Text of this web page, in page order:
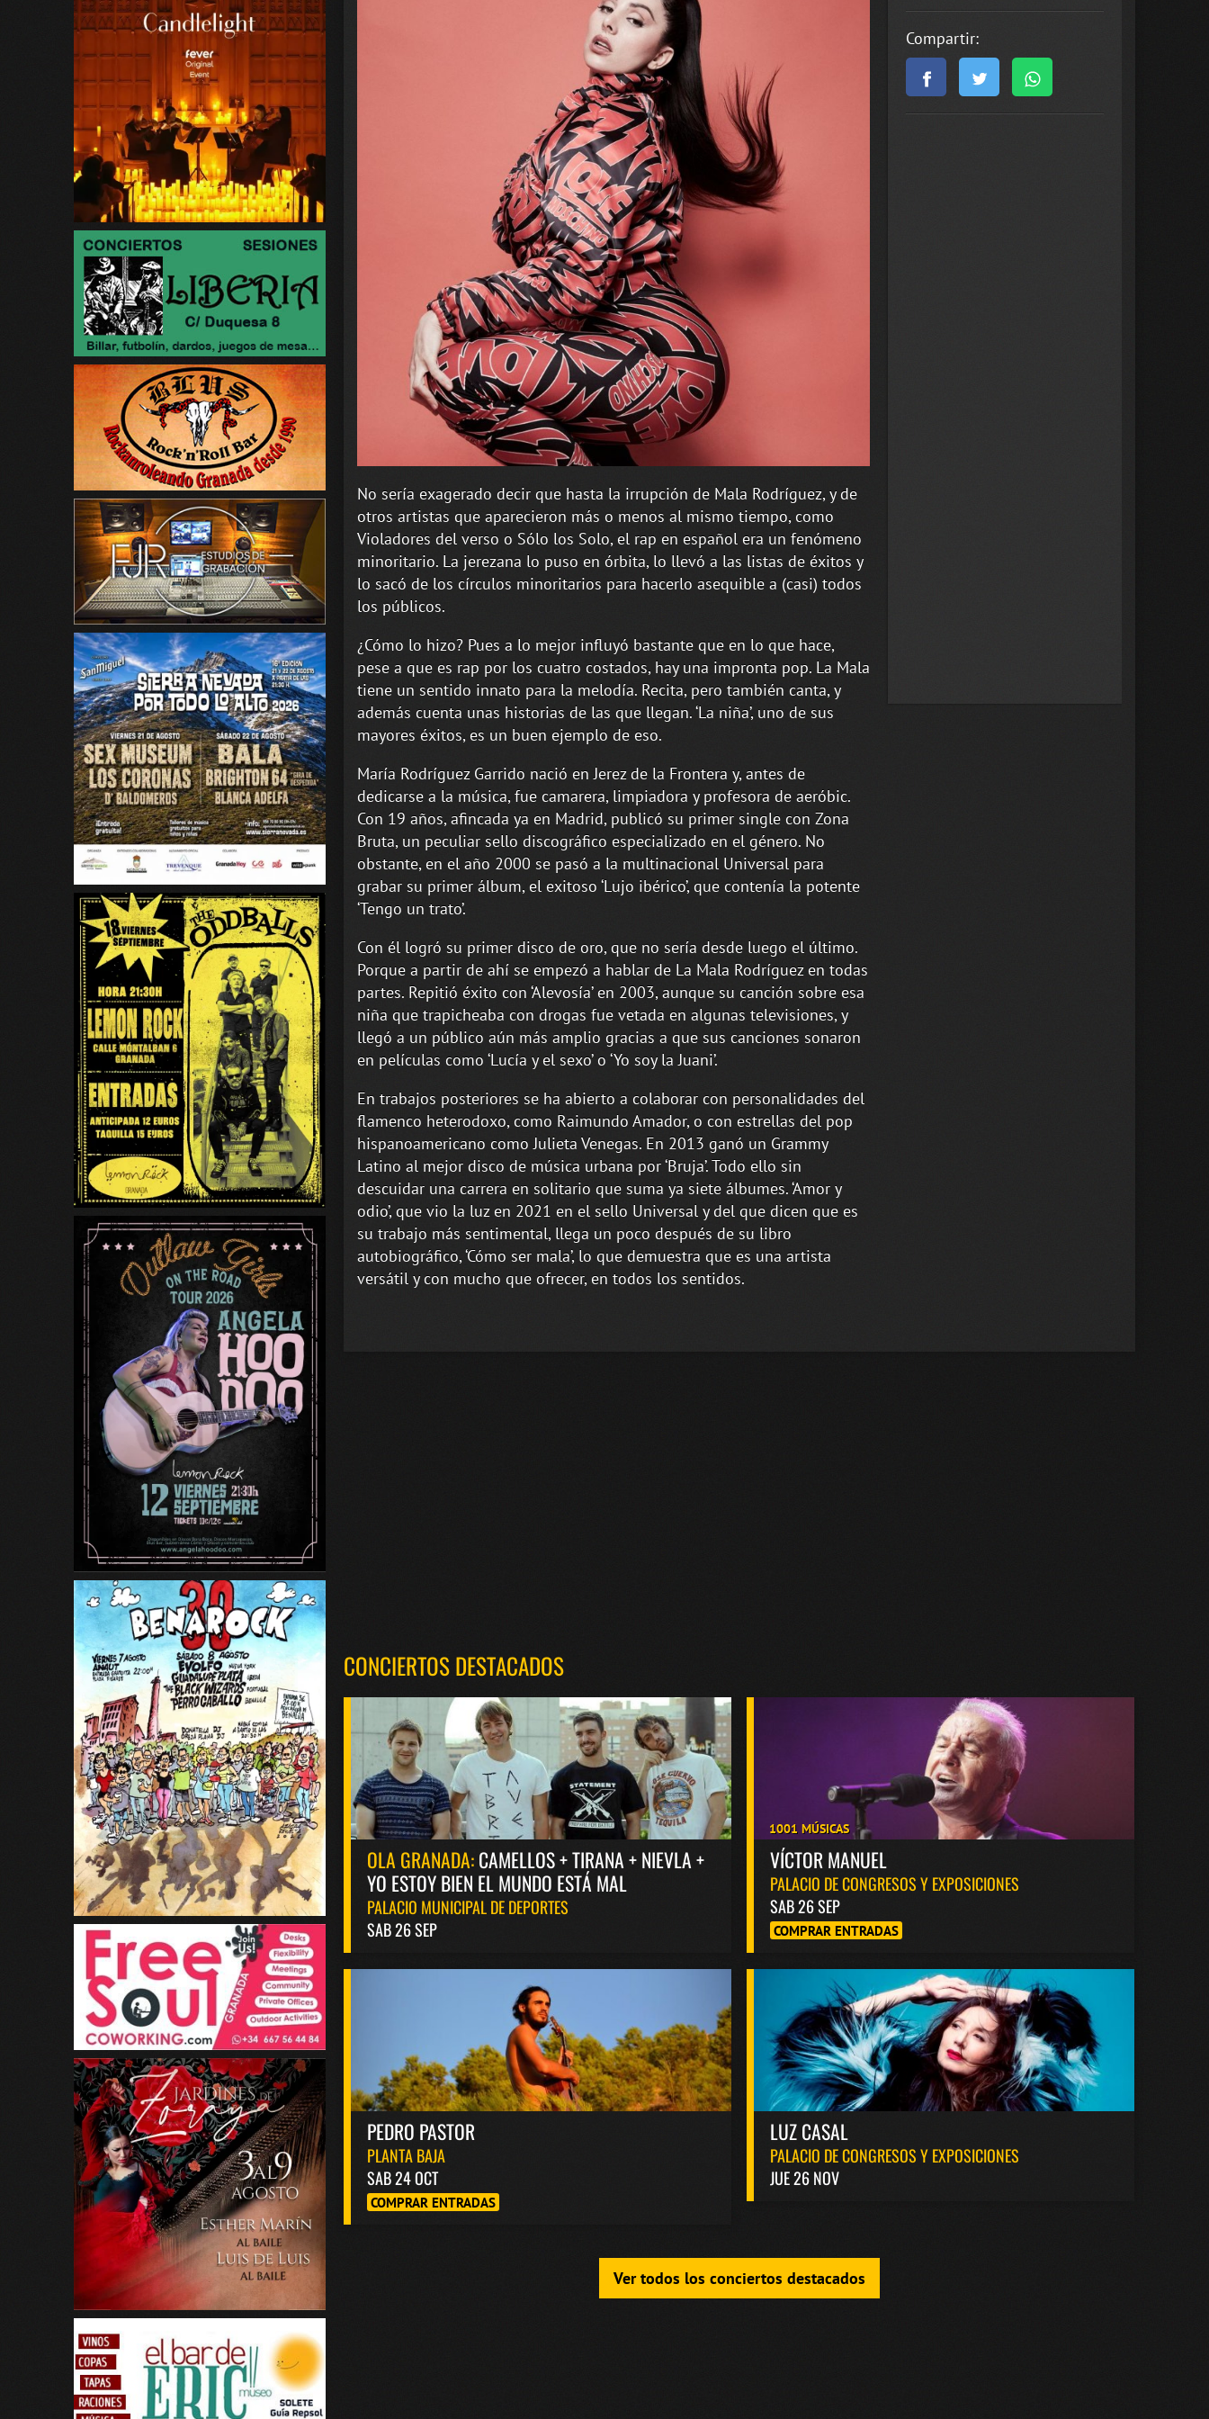
Compartir:
No sería exagerado decir que hasta la irrupción de Mala Rodríguez, y de
otros artistas que aparecieron más o menos al mismo tiempo, como
Violadores del verso o Sólo los Solo, el rap en español era un fenómeno
minoritario. La jerezana lo puso en órbita, lo llevó a las listas de éxitos y
lo sacó de los círculos minoritarios para hacerlo asequible a (casi) todos
los públicos.
¿Cómo lo hizo? Pues a lo mejor influyó bastante que en lo que hace,
pese a que es rap por los cuatro costados, hay una impronta pop. La Mala
tiene un sentido innato para la melodía. Recita, pero también canta, y
además cuenta unas historias de las que llegan. ‘La niña’, uno de sus
mayores éxitos, es un buen ejemplo de eso.
María Rodríguez Garrido nació en Jerez de la Frontera y, antes de
dedicarse a la música, fue camarera, limpiadora y profesora de aeróbic.
Con 19 años, afincada ya en Madrid, publicó su primer single con Zona
Bruta, un peculiar sello discográfico especializado en el género. No
obstante, en el año 2000 se pasó a la multinacional Universal para
grabar su primer álbum, el exitoso ‘Lujo ibérico’, que contenía la potente
‘Tengo un trato’.
Con él logró su primer disco de oro, que no sería desde luego el último.
Porque a partir de ahí se empezó a hablar de La Mala Rodríguez en todas
partes. Repitió éxito con ‘Alevosía’ en 2003, aunque su canción sobre esa
niña que trapicheaba con drogas fue vetada en algunas televisiones, y
llegó a un público aún más amplio gracias a que sus canciones sonaron
en películas como ‘Lucía y el sexo’ o ‘Yo soy la Juani’.
En trabajos posteriores se ha abierto a colaborar con personalidades del
flamenco heterodoxo, como Raimundo Amador, o con estrellas del pop
hispanoamericano como Julieta Venegas. En 2013 ganó un Grammy
Latino al mejor disco de música urbana por ‘Bruja’. Todo ello sin
descuidar una carrera en solitario que suma ya siete álbumes. ‘Amor y
odio’, que vio la luz en 2021 en el sello Universal y del que dicen que es
su trabajo más sentimental, llega un poco después de su libro
autobiográfico, ‘Cómo ser mala’, lo que demuestra que es una artista
versátil y con mucho que ofrecer, en todos los sentidos.
CONCIERTOS DESTACADOS
OLA GRANADA:CAMELLOS + TIRANA + NIEVLA +
YO ESTOY BIEN EL MUNDO ESTÁ MAL
PALACIO MUNICIPAL DE DEPORTES
SAB 26 SEP
1001 MÚSICAS
VÍCTOR MANUEL
PALACIO DE CONGRESOS Y EXPOSICIONES
SAB 26 SEP
COMPRAR ENTRADAS
PEDRO PASTOR
PLANTA BAJA
SAB 24 OCT
COMPRAR ENTRADAS
LUZ CASAL
PALACIO DE CONGRESOS Y EXPOSICIONES
JUE 26 NOV
Ver todos los conciertos destacados